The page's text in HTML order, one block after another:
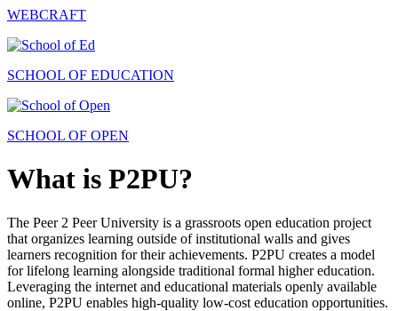
WEBCRAFT
SCHOOL OF EDUCATION
SCHOOL OF OPEN
What is P2PU?
The Peer 2 Peer University is a grassroots open education project
that organizes learning outside of institutional walls and gives
learners recognition for their achievements. P2PU creates a model
for lifelong learning alongside traditional formal higher education.
Leveraging the internet and educational materials openly available
online, P2PU enables high-quality low-cost education opportunities.